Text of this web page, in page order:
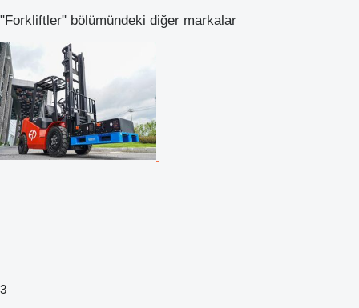
"Forkliftler" bölümündeki diğer markalar
3